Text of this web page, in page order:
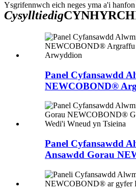
Ysgrifennwch eich neges yma a'i
Cysylltiedig
Panel Cyfansawdd
NEWCOBOND®
Panel Cyfansawdd
Ansawdd Gorau